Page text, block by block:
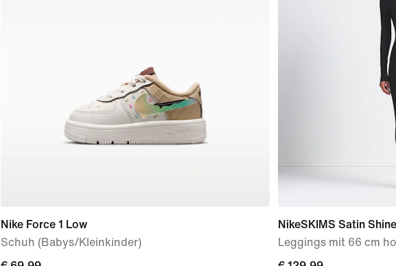
Nike Force 1 Low
Schuh (Babys/Kleinkinder)
NikeSKIMS Satin Shine
Leggings mit 66 cm